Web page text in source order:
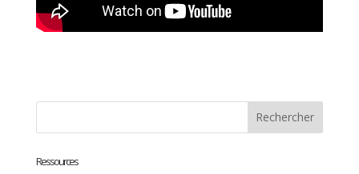
Ressources